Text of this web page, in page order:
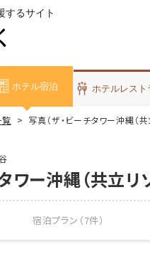
するサイト
ホテル宿泊 ホテルレスト
覧 写真（ザ・ビーチタワー沖縄（共
ワー沖縄（共立リ
宿泊プラン（7件）